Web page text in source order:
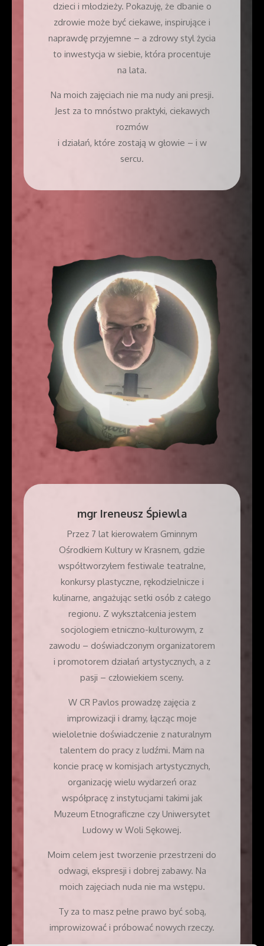
dzieci i młodzieży. Pokazuję, że dbanie o
zdrowie może być ciekawe, inspirujące i
naprawdę przyjemne – a zdrowy styl życia
to inwestycja w siebie, która procentuje
na lata.
Na moich zajęciach nie ma nudy ani presji.
Jest za to mnóstwo praktyki, ciekawych
rozmów
i działań, które zostają w głowie – i w
sercu.
mgr Ireneusz Śpiewla
Przez 7 lat kierowałem Gminnym
Ośrodkiem Kultury w Krasnem, gdzie
współtworzyłem festiwale teatralne,
konkursy plastyczne, rękodzielnicze i
kulinarne, angażując setki osób z całego
regionu. Z wykształcenia jestem
socjologiem etniczno-kulturowym, z
zawodu – doświadczonym organizatorem
i promotorem działań artystycznych, a z
pasji – człowiekiem sceny.
W CR Pavlos prowadzę zajęcia z
improwizacji i dramy, łącząc moje
wieloletnie doświadczenie z naturalnym
talentem do pracy z ludźmi. Mam na
koncie pracę w komisjach artystycznych,
organizację wielu wydarzeń oraz
współpracę z instytucjami takimi jak
Muzeum Etnograficzne czy Uniwersytet
Ludowy w Woli Sękowej.
Moim celem jest tworzenie przestrzeni do
odwagi, ekspresji i dobrej zabawy. Na
moich zajęciach nuda nie ma wstępu.
Ty za to masz pełne prawo być sobą,
improwizować i próbować nowych rzeczy.